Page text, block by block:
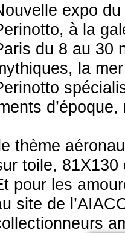
expo
à la
du 8 au 30
la
thème
toile,
pour les
site de